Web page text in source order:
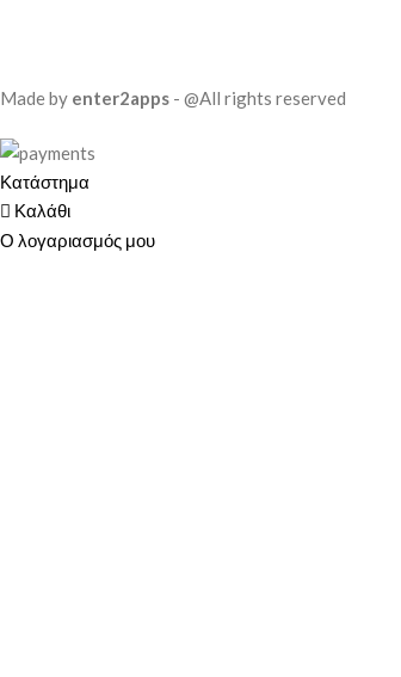
Made by enter2apps - @All rights reserved
Κατάστημα
Καλάθι
Ο λογαριασμός μου